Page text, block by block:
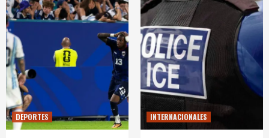
DEPORTES INTERNACIONALES